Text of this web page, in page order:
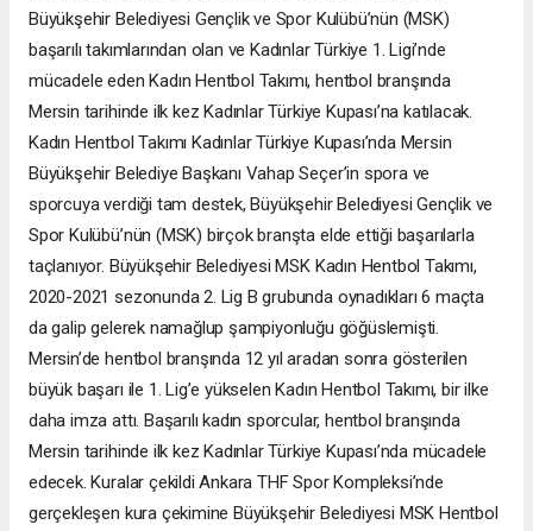
Büyükşehir Belediyesi Gençlik ve Spor Kulübü’nün (MSK)
başarılı takımlarından olan ve Kadınlar Türkiye 1. Ligi’nde
mücadele eden Kadın Hentbol Takımı, hentbol branşında
Mersin tarihinde ilk kez Kadınlar Türkiye Kupası’na katılacak.
Kadın Hentbol Takımı Kadınlar Türkiye Kupası’nda Mersin
Büyükşehir Belediye Başkanı Vahap Seçer’in spora ve
sporcuya verdiği tam destek, Büyükşehir Belediyesi Gençlik ve
Spor Kulübü’nün (MSK) birçok branşta elde ettiği başarılarla
taçlanıyor. Büyükşehir Belediyesi MSK Kadın Hentbol Takımı,
2020-2021 sezonunda 2. Lig B grubunda oynadıkları 6 maçta
da galip gelerek namağlup şampiyonluğu göğüslemişti.
Mersin’de hentbol branşında 12 yıl aradan sonra gösterilen
büyük başarı ile 1. Lig’e yükselen Kadın Hentbol Takımı, bir ilke
daha imza attı. Başarılı kadın sporcular, hentbol branşında
Mersin tarihinde ilk kez Kadınlar Türkiye Kupası’nda mücadele
edecek. Kuralar çekildi Ankara THF Spor Kompleksi’nde
gerçekleşen kura çekimine Büyükşehir Belediyesi MSK Hentbol